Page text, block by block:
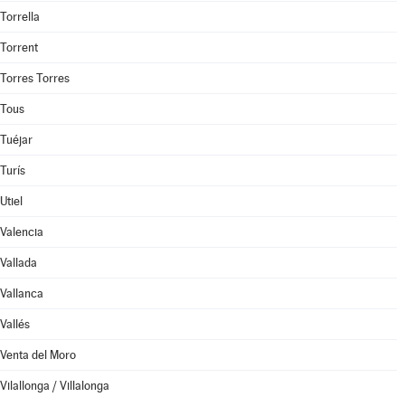
Torrella
Torrent
Torres Torres
Tous
Tuéjar
Turís
Utiel
Valencia
Vallada
Vallanca
Vallés
Venta del Moro
Vilallonga / Villalonga